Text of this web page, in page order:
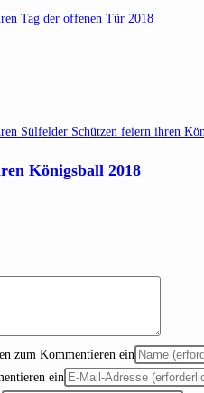
Königsball 2018
zum Kommentieren ein
ein